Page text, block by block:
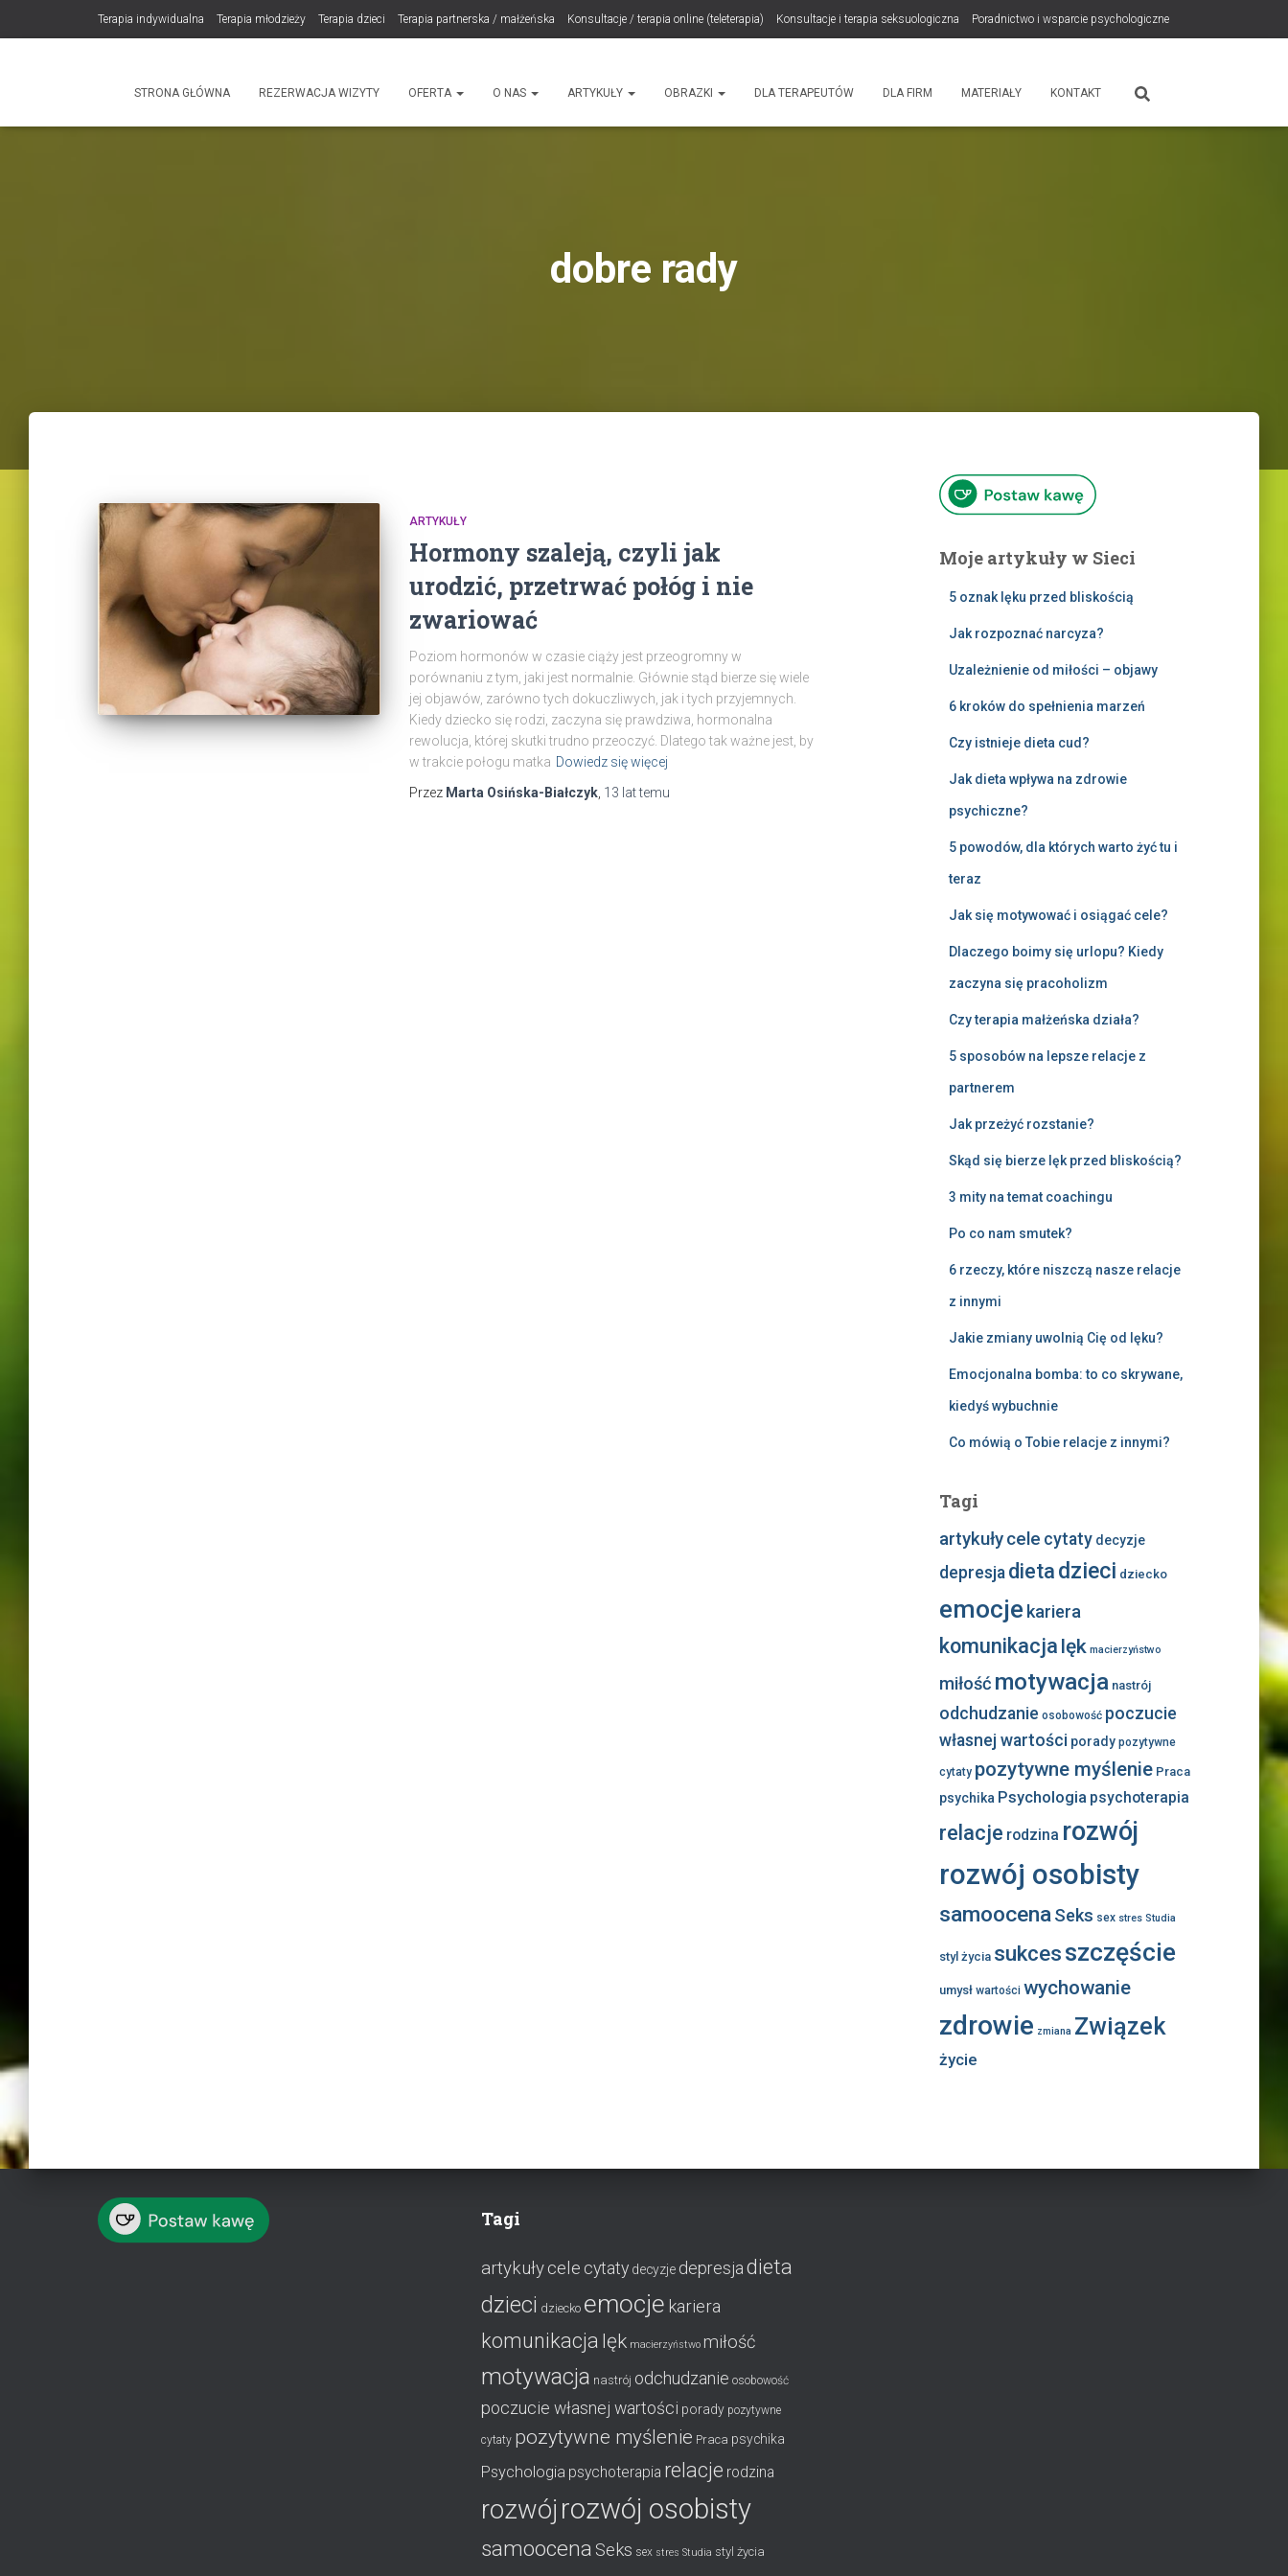
Terapia indywidualna Terapia młodzieży Terapia dzieci Terapia partnerska / małżeńska Konsultacje / terapia online (teleterapia) Konsultacje i terapia seksuologiczna Poradnictwo i wsparcie psychologiczne
ProduktySTRONA GŁÓWNA REZERWACJA WIZYTY OFERTA O NAS ARTYKUŁY OBRAZKI DLA TERAPEUTÓW DLA FIRM MATERIAŁY KONTAKT
dobre rady
ARTYKUŁY
Hormony szaleją, czyli jak
urodzić, przetrwać połóg i nie
zwariować
Poziom hormonów w czasie ciąży jest przeogromny w
porównaniu z tym, jaki jest normalnie. Głównie stąd bierze się wiele
jej objawów, zarówno tych dokuczliwych, jak i tych przyjemnych.
Kiedy dziecko się rodzi, zaczyna się prawdziwa, hormonalna
rewolucja, której skutki trudno przeoczyć. Dlatego tak ważne jest, by
w trakcie połogu matka Dowiedz się więcej
Przez Marta Osińska-Białczyk 13 lattemu
Moje artykuły w Sieci
5 oznak lęku przed bliskością
Jak rozpoznać narcyza?
Uzależnienie od miłości – objawy
6 kroków do spełnienia marzeń
Czy istnieje dieta cud?
Jak dieta wpływa na zdrowie
psychiczne?
5 powodów, dla których warto żyć tu i
teraz
Jak się motywować i osiągać cele?
Dlaczego boimy się urlopu? Kiedy
zaczyna się pracoholizm
Czy terapia małżeńska działa?
5 sposobów na lepsze relacje z
partnerem
Jak przeżyć rozstanie?
Skąd się bierze lęk przed bliskością?
3 mity na temat coachingu
Po co nam smutek?
6 rzeczy, które niszczą nasze relacje
z innymi
Jakie zmiany uwolnią Cię od lęku?
Emocjonalna bomba: to co skrywane,
kiedyś wybuchnie
Co mówią o Tobie relacje z innymi?
Tagi
artykuły cele cytaty decyzje
depresja dieta dzieci dziecko
emocje kariera
komunikacja lęk macierzyństwo
miłość motywacja nastrój
odchudzanie osobowość poczucie
własnej wartości porady pozytywne
cytaty pozytywne myślenie Praca
psychika Psychologia psychoterapia
relacje rodzina rozwój
rozwój osobisty
samoocena Seks sex stres Studia
styl życia sukcesszczęście
umysł wartości wychowanie
zdrowie zmiana Związek
życie
Tagi
artykułycele cytaty decyzje depresja dieta
dzieci dziecko emocje kariera
komunikacja lęk macierzyństwo miłość
motywacja nastrój odchudzanie osobowość
poczucie własnej wartości porady pozytywne
cytaty pozytywne myślenie Praca psychika
Psychologia psychoterapia relacje rodzina
rozwój rozwój osobisty
samoocena Seks sex stres Studia styl życia